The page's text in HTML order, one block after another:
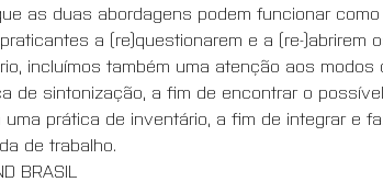
as duas abordagens podem funcionar
a (re)questionarem e a (re-)abrirem
incluímos também uma atenção aos
de sintonização, a fim de encontrar o
uma prática de inventário, a fim de integrar e
de trabalho.
BRASIL